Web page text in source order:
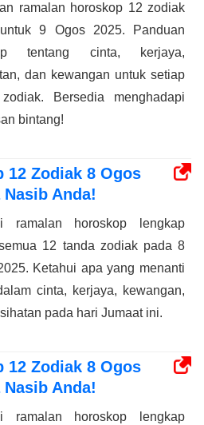
ramalan horoskop 12 zodiak
9 Ogos 2025. Panduan
tentang cinta, kerjaya,
dan kewangan untuk setiap
Bersedia menghadapi
bintang!
12 Zodiak 8 Ogos
Anda!
ramalan horoskop lengkap
12 tanda zodiak pada 8
Ketahui apa yang menanti
cinta, kerjaya, kewangan,
pada hari Jumaat ini.
12 Zodiak 8 Ogos
Anda!
ramalan horoskop lengkap